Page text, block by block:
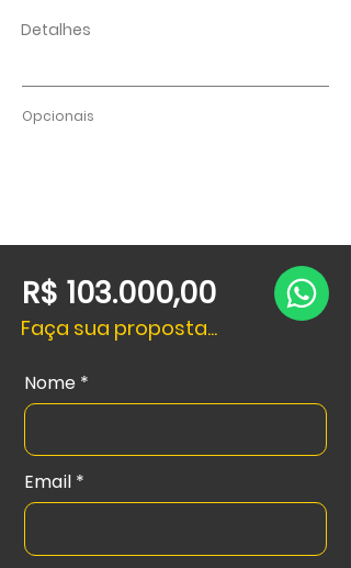
Detalhes
Opcionais
R$ 103.000,00
Faça sua proposta...
Nome
Email